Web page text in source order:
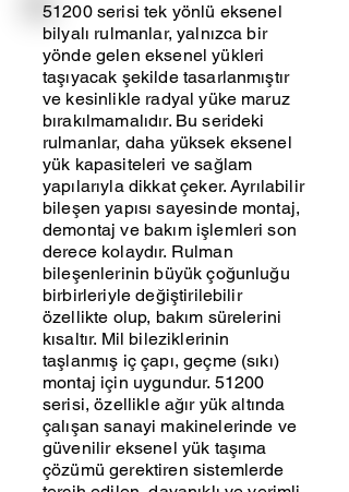
51200 serisi tek yönlü eksenel
bilyalı rulmanlar, yalnızca bir
yönde gelen eksenel yükleri
taşıyacak şekilde tasarlanmıştır
ve kesinlikle radyal yüke maruz
bırakılmamalıdır. Bu serideki
rulmanlar, daha yüksek eksenel
yük kapasiteleri ve sağlam
yapılarıyla dikkat çeker. Ayrılabilir
bileşen yapısı sayesinde montaj,
demontaj ve bakım işlemleri son
derece kolaydır. Rulman
bileşenlerinin büyük çoğunluğu
birbirleriyle değiştirilebilir
özellikte olup, bakım sürelerini
kısaltır. Mil bileziklerinin
taşlanmış iç çapı, geçme (sıkı)
montaj için uygundur. 51200
serisi, özellikle ağır yük altında
çalışan sanayi makinelerinde ve
güvenilir eksenel yük taşıma
çözümü gerektiren sistemlerde